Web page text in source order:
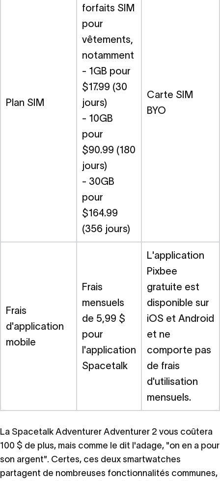
Plan SIM
forfaits SIM
pour
vêtements,
notamment
- 1GB pour
$17.99 (30
jours)
- 10GB
pour
$90.99 (180
jours)
- 30GB
pour
$164.99
(356 jours)
Carte SIM
BYO
Frais
d'application
mobile
Frais
mensuels
de 5,99 $
pour
l'application
Spacetalk
L'application
Pixbee
gratuite est
disponible sur
iOS et Android
et ne
comporte pas
de frais
d'utilisation
mensuels.
La Spacetalk Adventurer Adventurer 2 vous coûtera
100 $ de plus, mais comme le dit l'adage, "on en a pour
son argent". Certes, ces deux smartwatches
partagent de nombreuses fonctionnalités communes,